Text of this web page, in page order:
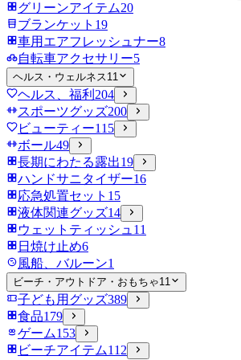
グリーンアイテム20
ブランケット 19
車用エアフレッシュナー8
自転車アクセサリー5
ヘルス・ウェルネス11
ヘルス、福利 204
スポーツグッズ200
ビューティー115
ボール49
長期にわたる露出19
ハンドサニタイザー16
応急処置セット 15
液体関連グッズ14
ウェットティッシュ 11
日焼け止め6
風船、バルーン1
ビーチ・アウトドア・おもちゃ11
子ども用グッズ389
食品179
ゲーム153
ビーチアイテム112